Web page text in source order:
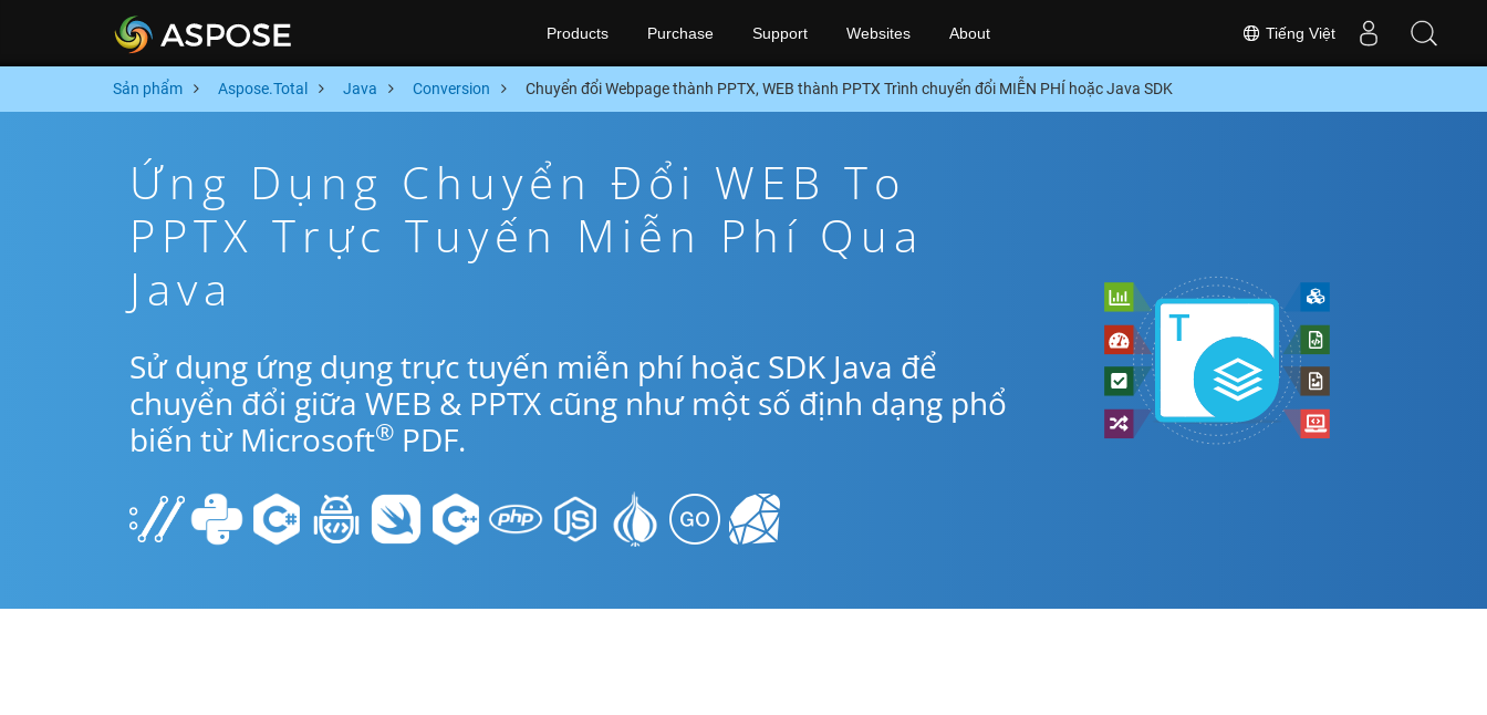
Tiếng Việt
Products Purchase Support Websites About
Sản phẩm Aspose.Total Java Conversion Chuyển đổi Webpage thành PPTX, WEB thành PPTX Trình chuyển đổi MIỄN PHÍ hoặc Java SDK
Ứng Dụng Chuyển Đổi WEB To
PPTX Trực Tuyến Miễn Phí Qua
Java
Sử dụng ứng dụng trực tuyến miễn phí hoặc SDK Java để
chuyển đổi giữa WEB & PPTX cũng như một số định dạng phổ
biến từ Microsoft® PDF.